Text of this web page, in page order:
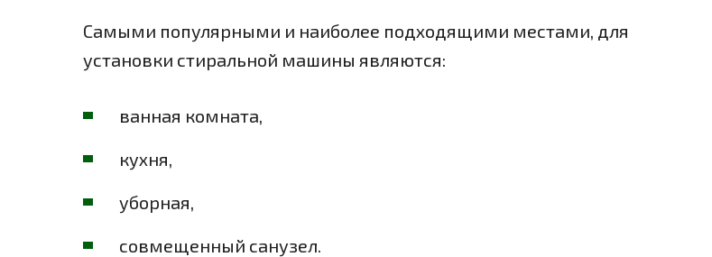
Самыми популярными и наиболее подходящими местами, для
установки стиральной машины являются:
ванная комната,
кухня,
уборная,
совмещенный санузел.